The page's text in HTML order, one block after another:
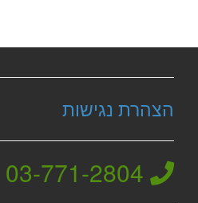
הצהרת נגישות
03-771-2804